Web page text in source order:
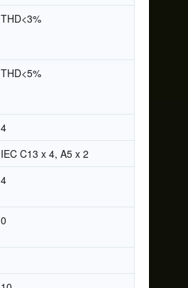
THD<3%
THD<5%
4
IEC C13 x 4, A5 x 2
4
0